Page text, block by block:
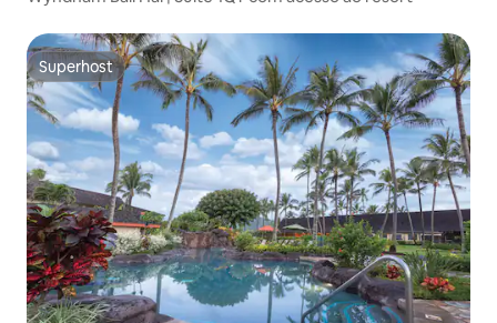
Superhost
Superhost